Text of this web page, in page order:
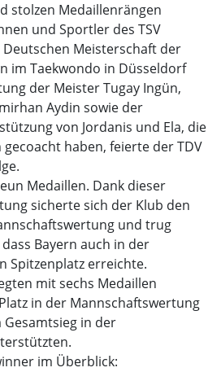
stolzen Medaillenrängen
und Sportler des TSV
Meisterschaft der
im Taekwondo in Düsseldorf
der Meister Tugay Ingün,
Aydin sowie der
von Jordanis und Ela, die
haben, feierte der TDV
Medaillen. Dank dieser
sicherte sich der Klub den
und trug
Bayern auch in der
Spitzenplatz erreichte.
mit sechs Medaillen
in der Mannschaftswertung
in der
im Überblick: